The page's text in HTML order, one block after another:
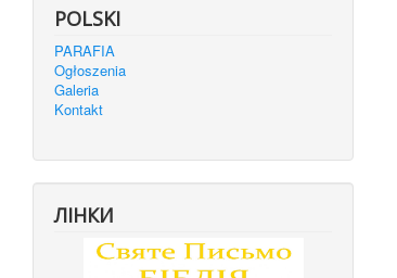
POLSKI
PARAFIA
Ogłoszenia
Galeria
Kontakt
ЛІНКИ